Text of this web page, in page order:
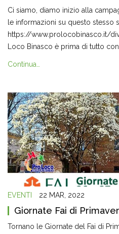
Ci siamo, diamo inizio alla
le informazioni su questo stesso
https://www.prolocobinasco.it/
Loco Binasco è prima di tutto
Continua…
EVENTI 22 MAR, 2022
Giornate Fai di
Tornano le Giornate del Fai di